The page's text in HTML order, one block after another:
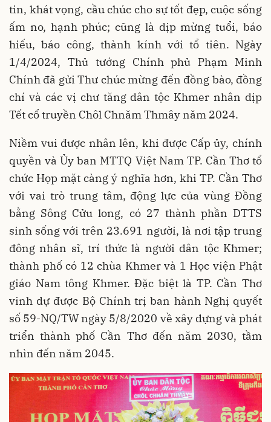
tin, khát vọng, cầu chúc cho sự tốt đẹp, cuộc sống
ấm no, hạnh phúc; cũng là dịp mừng tuổi, báo
hiếu, báo công, thành kính với tổ tiên. Ngày
1/4/2024, Thủ tướng Chính phủ Phạm Minh
Chính đã gửi Thư chúc mừng đến đồng bào, đồng
chí và các vị chư tăng dân tộc Khmer nhân dịp
Tết cổ truyền Chôl Chnăm Thmây năm 2024.
Niềm vui được nhân lên, khi được Cấp ủy, chính
quyền và Ủy ban MTTQ Việt Nam TP. Cần Thơ tổ
chức Họp mặt càng ý nghĩa hơn, khi TP. Cần Thơ
với vai trò trung tâm, động lực của vùng Đồng
bằng Sông Cửu long, có 27 thành phần DTTS
sinh sống với trên 23.691 người, là nơi tập trung
đông nhân sĩ, trí thức là người dân tộc Khmer;
thành phố có 12 chùa Khmer và 1 Học viện Phật
giáo Nam tông Khmer. Đặc biệt là TP. Cần Thơ
vinh dự được Bộ Chính trị ban hành Nghị quyết
số 59-NQ/TW ngày 5/8/2020 về xây dựng và phát
triển thành phố Cần Thơ đến năm 2030, tầm
nhìn đến năm 2045.